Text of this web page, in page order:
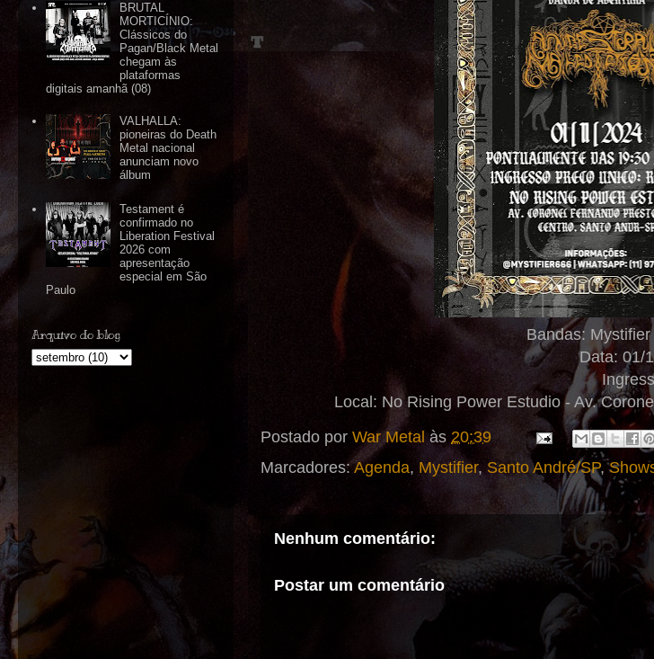
Bandas:
Data: 01/
Local: No Rising Power Estudio - Av.
Postado por War Metal às 20:39
Marcadores:Agenda, Mystifier, Santo André/SP,
Nenhum comentário:
Postar um comentário
BRUTAL
MORTICÍNIO:
Clássicos do
Pagan/Black Metal
chegam às
plataformas
digitais amanhã (08)
VALHALLA:
pioneiras do Death
Metal nacional
anunciam novo
álbum
Testament é
confirmado no
Liberation Festival
2026 com
apresentação
especial em São
Paulo
Arquivo do blog